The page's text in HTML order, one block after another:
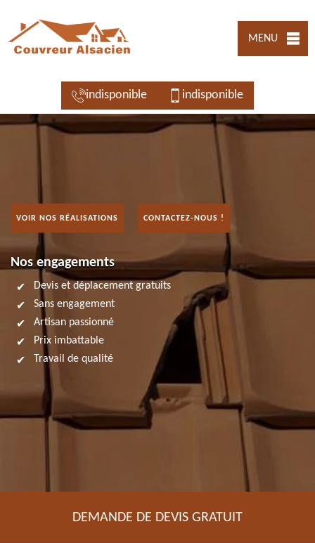
MENU
indisponible indisponible
VOIR NOS RÉALISATIONS CONTACTEZ-NOUS !
Nos engagements
Devis et déplacement gratuits
Sans engagement
Artisan passionné
Prix imbattable
Travail de qualité
DEMANDE DE DEVIS GRATUIT